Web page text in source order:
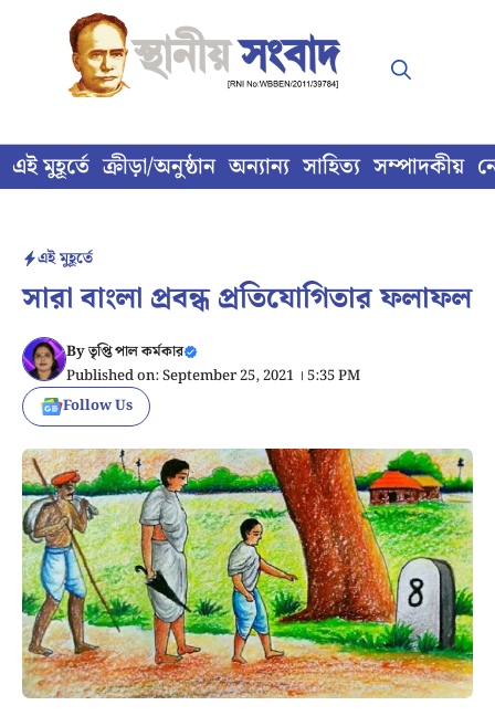
content
এই মুহূর্তে ক্রীড়া/অনুষ্ঠান অন্যান্য সাহিত্য সম্পাদকীয়
এই মুহূর্তে
সারা বাংলা প্রবন্ধ প্রতিযোগিতার ফলাফল
Byতৃপ্তি পাল কর্মকার
Published on: September 25, 2021 । 5:35 PM
Follow Us